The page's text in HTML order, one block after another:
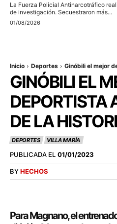
La Fuerza Policial Antinarcotráfico
de investigación. Secuestraron más...
01/08/2026